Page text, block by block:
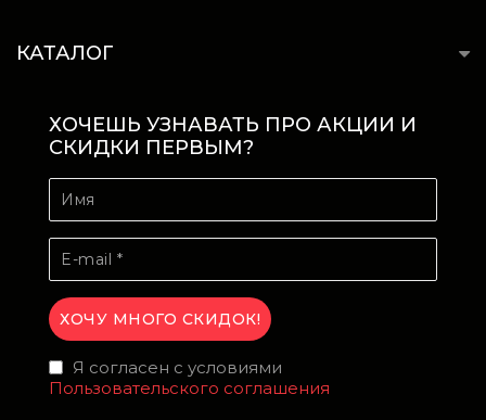
КАТАЛОГ
ХОЧЕШЬ УЗНАВАТЬ ПРО АКЦИИ И
СКИДКИ ПЕРВЫМ?
Я согласен с условиями
Пользовательского соглашения